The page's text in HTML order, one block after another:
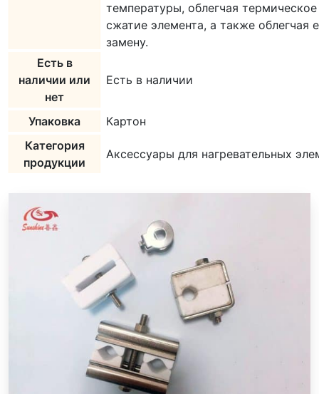
температуры, облегчая
сжатие элемента, а также облегчая
замену.
Есть в
наличии или
нет
Есть в наличии
Упаковка
Картон
Категория
продукции
Аксессуары для нагревательных